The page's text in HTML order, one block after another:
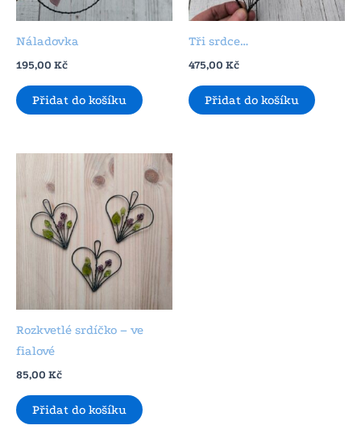
Náladovka
195,00 Kč
Přidat do košíku
Tři srdce…
475,00 Kč
Přidat do košíku
Rozkvetlé srdíčko – ve
fialové
85,00 Kč
Přidat do košíku